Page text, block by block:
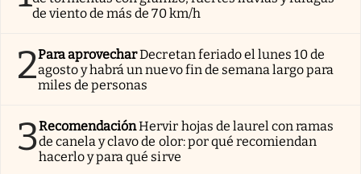
de viento de más de 70 km/h
2Para aprovecharDecretan feriado el lunes 10 de
agosto y habrá un nuevo fin de semana largo para
miles de personas
3RecomendaciónHervir hojas de laurel con ramas
de canela y clavo de olor: por qué recomiendan
hacerlo y para qué sirve